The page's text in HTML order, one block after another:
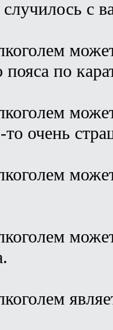
случилось с
пояса по
то очень